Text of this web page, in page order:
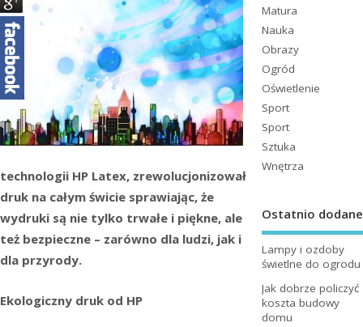
technologii HP Latex, zrewolucjonizował
druk na całym świcie sprawiając, że
wydruki są nie tylko trwałe i piękne, ale
też bezpieczne – zarówno dla ludzi, jak i
dla przyrody.
Ekologiczny druk od HP
Matura
Nauka
Obrazy
Ogród
Oświetlenie
Sport
Sport
Sztuka
Wnętrza
Ostatnio dodane
Lampy i ozdoby
świetlne do ogrodu
Jak dobrze policzyć
koszta budowy
domu